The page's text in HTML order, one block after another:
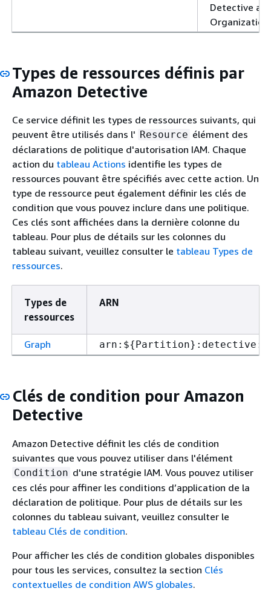
Detective
Types de ressources définis par
Amazon Detective
Ce service définit les types de ressources suivants, qui
peuvent être utilisés dans l' Resource élément des
déclarations de politique d'autorisation IAM. Chaque
action du tableau Actions identifie les types de
ressources pouvant être spécifiés avec cette action. Un
type de ressource peut également définir les clés de
condition que vous pouvez inclure dans une politique.
Ces clés sont affichées dans la dernière colonne du
tableau. Pour plus de détails sur les colonnes du
tableau suivant, veuillez consulter le tableau Types de
ressources.
Types de
ressources
ARN
Graph arn:${Partition}:detective:$
Clés de condition pour Amazon
Detective
Amazon Detective définit les clés de condition
suivantes que vous pouvez utiliser dans l'élément
Condition d'une stratégie IAM. Vous pouvez utiliser
ces clés pour affiner les conditions d’application de la
déclaration de politique. Pour plus de détails sur les
colonnes du tableau suivant, veuillez consulter le
tableau Clés de condition.
Pour afficher les clés de condition globales disponibles
pour tous les services, consultez la section Clés
contextuelles de condition AWS globales.